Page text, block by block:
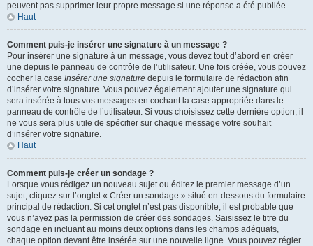
peuvent pas supprimer leur propre message si une réponse a été publiée.
Haut
Comment puis-je insérer une signature à un message ?
Pour insérer une signature à un message, vous devez tout d’abord en créer
une depuis le panneau de contrôle de l’utilisateur. Une fois créée, vous pouvez
cocher la case Insérer une signature depuis le formulaire de rédaction afin
d’insérer votre signature. Vous pouvez également ajouter une signature qui
sera insérée à tous vos messages en cochant la case appropriée dans le
panneau de contrôle de l’utilisateur. Si vous choisissez cette dernière option, il
ne vous sera plus utile de spécifier sur chaque message votre souhait
d’insérer votre signature.
Haut
Comment puis-je créer un sondage ?
Lorsque vous rédigez un nouveau sujet ou éditez le premier message d’un
sujet, cliquez sur l’onglet « Créer un sondage » situé en-dessous du formulaire
principal de rédaction. Si cet onglet n’est pas disponible, il est probable que
vous n’ayez pas la permission de créer des sondages. Saisissez le titre du
sondage en incluant au moins deux options dans les champs adéquats,
chaque option devant être insérée sur une nouvelle ligne. Vous pouvez régler